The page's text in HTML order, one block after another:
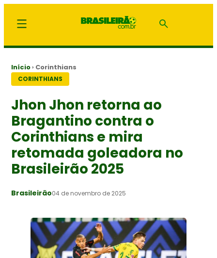
Início › Corinthians
CORINTHIANS
Jhon Jhon retorna ao
Bragantino contra o
Corinthians e mira
retomada goleadora no
Brasileirão 2025
Brasileirão04 de novembro de 2025